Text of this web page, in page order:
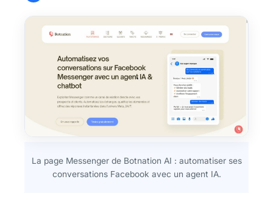
La page Messenger de Botnation AI : automatiser ses
conversations Facebook avec un agent IA.